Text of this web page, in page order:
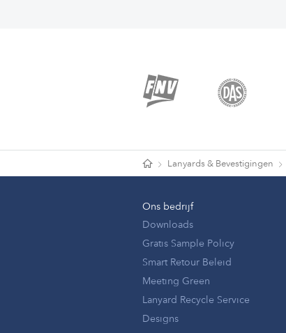
Lanyards & Bevestigingen
Ons bedrijf
Downloads
Gratis Sample Policy
Smart Retour Beleid
Meeting Green
Lanyard Recycle Service
Designs